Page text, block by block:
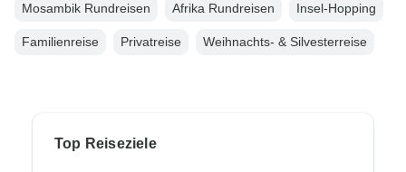
Mosambik Rundreisen Afrika Rundreisen Insel-Hopping
Familienreise Privatreise Weihnachts- & Silvesterreise
Top Reiseziele